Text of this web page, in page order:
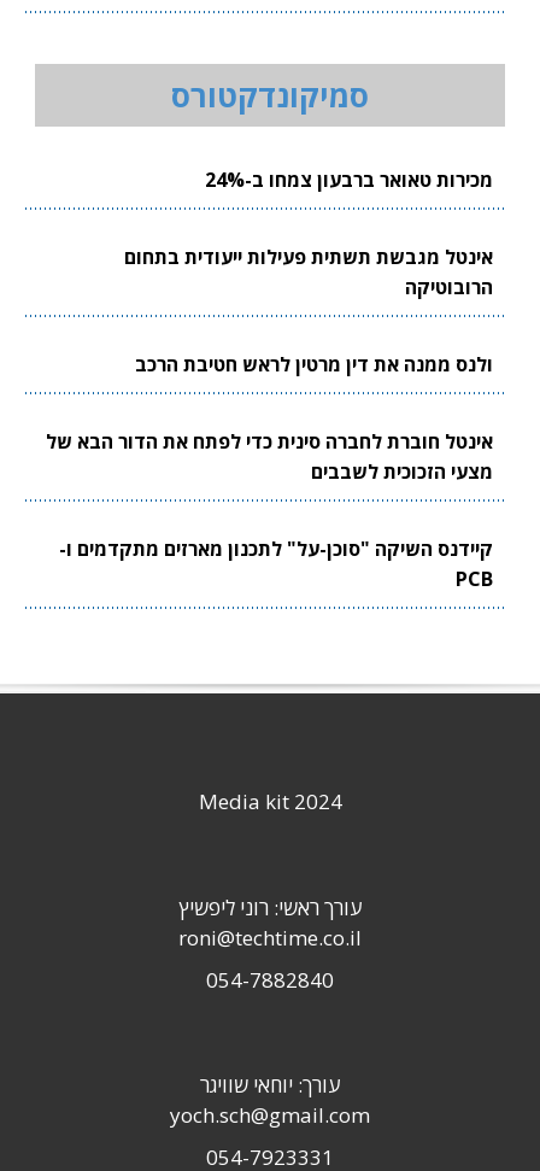
סמיקונדקטורס
מכירות טאואר ברבעון צמחו ב-24%
אינטל מגבשת תשתית פעילות ייעודית בתחום
הרובוטיקה
ולנס ממנה את דין מרטין לראש חטיבת הרכב
אינטל חוברת לחברה סינית כדי לפתח את הדור הבא של
מצעי הזכוכית לשבבים
קיידנס השיקה "סוכן-על" לתכנון מארזים מתקדמים ו-
PCB
Media kit 2024
עורך ראשי: רוני ליפשיץ
roni@techtime.co.il
054-7882840
עורך: יוחאי שוויגר
yoch.sch@gmail.com
054-7923331